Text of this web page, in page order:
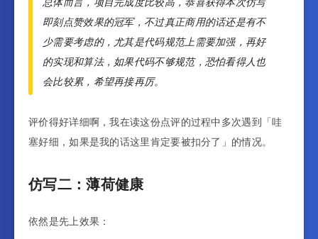
即刻点赞效果的冠军，不过真正商用的话还是有不
少需要考虑的，尤其是代码规范上需要加强，再好
的实现和算法，如果代码不够规范，恐怕看得人也
会比较累，希望再接再厉。
评价得好详细啊，我在读这份点评的过程中多次遇到「哇
塞好细，如果是我的话这里肯定要被扣分了」的情况。
仿写二：薄荷健康
依然是先上效果：